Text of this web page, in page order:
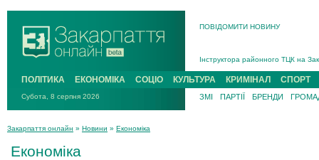
ПОВІДОМИТИ НОВИНУ
Інструктора районного ТЦК на
В Ужгороді попрощаються із
В Ужгороді 5 серпня
Підтвердили загибель
ПОЛІТИКА ЕКОНОМІКА СОЦІО КУЛЬТУРА КРИМІНАЛ СПОРТ
Субота, 8 серпня 2026 ЗМІ ПАРТІЇ БРЕНДИ
Закарпаття онлайн » Новини » Економіка
Економіка